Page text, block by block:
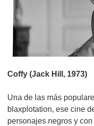
Coffy (Jack Hill, 1973)
Una de las más
blaxplotation, ese cine
personajes negros y